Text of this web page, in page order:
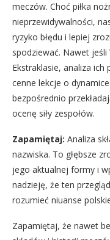
meczów. Choć piłka
nieprzewidywalności,
ryzyko błędu i lepiej
spodziewać. Nawet
Ekstraklasie, analiza ich
cenne lekcje o
bezpośrednio
ocenę siły zespołów.
Zapamiętaj: Analiza
nazwiska. To głębsze
jego aktualnej formy i
nadzieję, że ten
rozumieć niuanse
Zapamiętaj, że nawet